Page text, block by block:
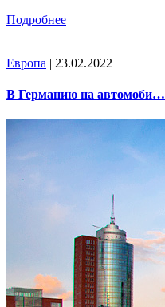
Подробнее
Европа | 23.02.2022
В Германию на автомоби…